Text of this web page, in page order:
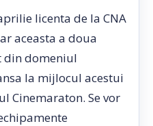
licenta de la CNA
aceasta a doua
din domeniul
la mijlocul acestui
Cinemaraton. Se vor